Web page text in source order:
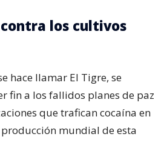
los cultivos
hace llamar El Tigre, se
fin a los fallidos planes de paz
que trafican cocaína en
mundial de esta